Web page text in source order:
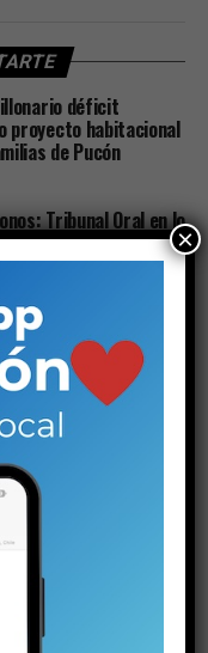
déficit
proyecto habitacional
de Pucón
Tribunal Oral en lo
de cargos a los
abre una puerta
una de las
para el proyecto de
municipalidad
del Serviu sin
de concejo
Valle y Alto deben
medio de compleja
×